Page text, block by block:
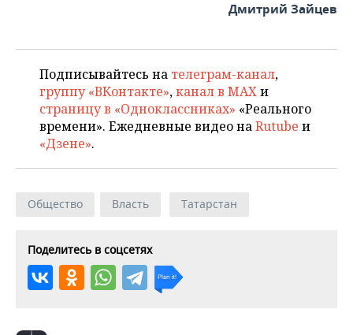
Дмитрий Зайцев
Подписывайтесь на телеграм-канал,
группу «ВКонтакте»,канал в MAXи
страницу в «Одноклассниках» «Реального
времени». Ежедневные видео наRutube и
«Дзене».
Общество Власть Татарстан
Поделитесь в соцсетях